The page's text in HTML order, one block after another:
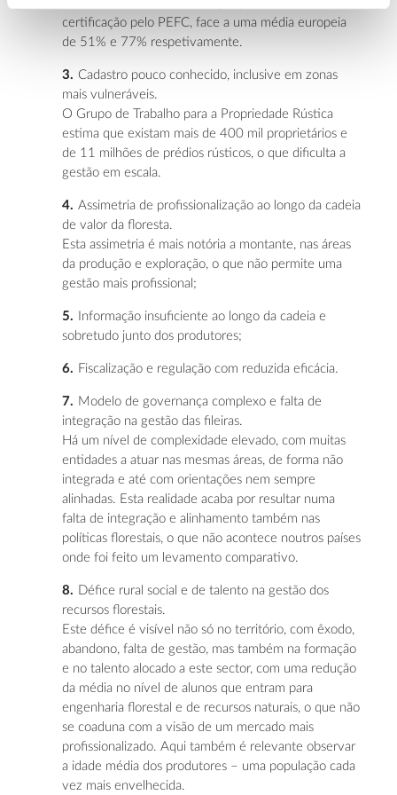
certificação pelo PEFC, face a uma média europeia
de 51% e 77% respetivamente.
Cadastro pouco conhecido, inclusive em zonas
mais vulneráveis.
O Grupo de Trabalho para a Propriedade Rústica
estima que existam mais de 400 mil proprietários e
de 11 milhões de prédios rústicos, o que dificulta a
gestão em escala.
Assimetria de profissionalização ao longo da cadeia
de valor da floresta.
Esta assimetria é mais notória a montante, nas áreas
da produção e exploração, o que não permite uma
gestão mais profissional;
Informação insuficiente ao longo da cadeia e
sobretudo junto dos produtores;
Fiscalização e regulação com reduzida eficácia.
Modelo de governança complexo e falta de
integração na gestão das fileiras.
Há um nível de complexidade elevado, com muitas
entidades a atuar nas mesmas áreas, de forma não
integrada e até com orientações nem sempre
alinhadas. Esta realidade acaba por resultar numa
falta de integração e alinhamento também nas
políticas florestais, o que não acontece noutros países
onde foi feito um levamento comparativo.
Défice rural social e de talento na gestão dos
recursos florestais.
Este défice é visível não só no território, com êxodo,
abandono, falta de gestão, mas também na formação
e no talento alocado a este sector, com uma redução
da média no nível de alunos que entram para
engenharia florestal e de recursos naturais, o que não
se coaduna com a visão de um mercado mais
profissionalizado. Aqui também é relevante observar
a idade média dos produtores – uma população cada
vez mais envelhecida.